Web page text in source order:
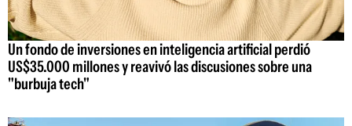
Un fondo de inversiones en inteligencia artificial perdió
US$35.000 millones y reavivó las discusiones sobre una
"burbuja tech"